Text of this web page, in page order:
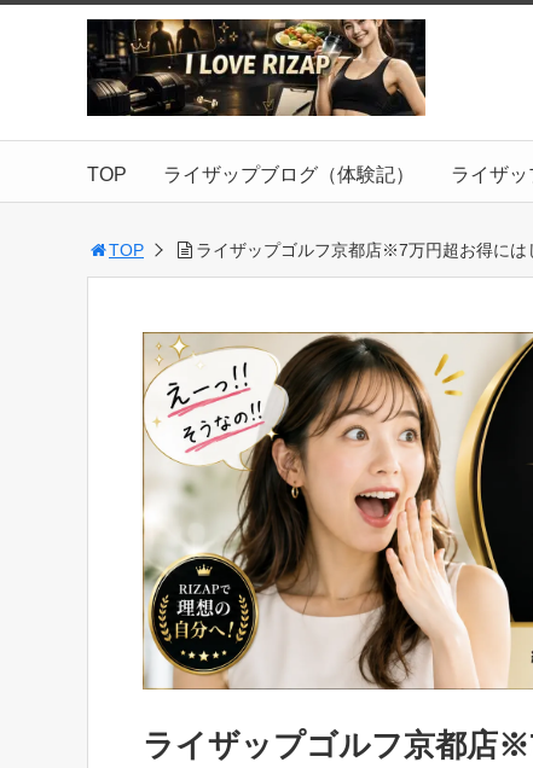
TOP ライザップブログ（体験記） ライザ
TOP ライザップゴルフ京都店※7万円超お得には
ライザップゴルフ京都店